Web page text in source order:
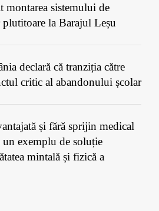
montarea sistemului de
plutitoare la Barajul Leșu
declară că tranziția către
critic al abandonului școlar
și fără sprijin medical
un exemplu de soluție
mintală și fizică a